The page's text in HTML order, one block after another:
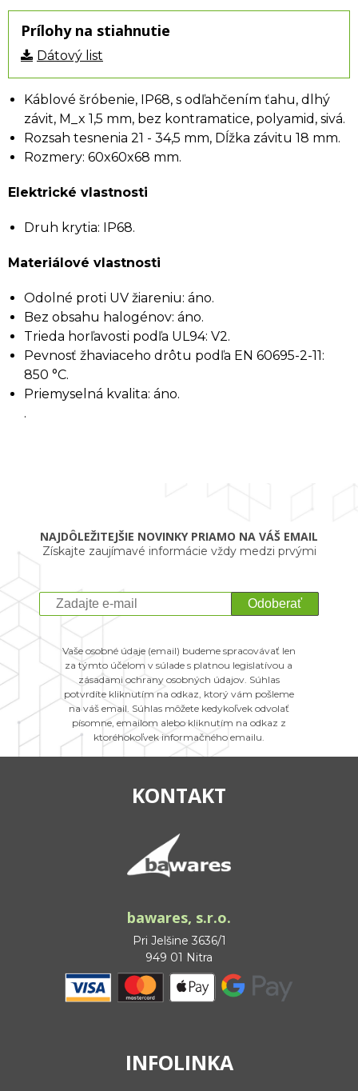
Prílohy na stiahnutie
Dátový list
Káblové šróbenie, IP68, s odľahčením ťahu, dlhý
závit, M_x 1,5 mm, bez kontramatice, polyamid, sivá.
Rozsah tesnenia 21 - 34,5 mm, Dĺžka závitu 18 mm.
Rozmery: 60x60x68 mm.
Elektrické vlastnosti
Druh krytia: IP68.
Materiálové vlastnosti
Odolné proti UV žiareniu: áno.
Bez obsahu halogénov: áno.
Trieda horľavosti podľa UL94: V2.
Pevnosť žhaviaceho drôtu podľa EN 60695-2-11:
850 °C.
Priemyselná kvalita: áno.
.
NAJDÔLEŽITEJŠIE NOVINKY PRIAMO NA VÁŠ EMAIL
Získajte zaujímavé informácie vždy medzi prvými
Odoberať
Vaše osobné údaje (email) budeme spracovávať len
za týmto účelom v súlade s platnou legislatívou a
zásadami ochrany osobných údajov. Súhlas
potvrdíte kliknutím na odkaz, ktorý vám pošleme
na váš email. Súhlas môžete kedykoľvek odvolať
písomne, emailom alebo kliknutím na odkaz z
ktoréhokoľvek informačného emailu.
KONTAKT
bawares, s.r.o.
Pri Jelšine 3636/1
949 01 Nitra
INFOLINKA